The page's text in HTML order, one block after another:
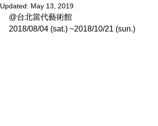
Updated: May 13, 2019
@台北當代藝術館
2018/08/04 (sat.) ~2018/10/21 (sun.)